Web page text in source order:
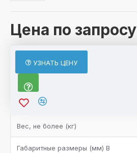
Цена по запросу
УЗНАТЬ ЦЕНУ
ХАРАКТЕРИСТИКИ
Характеристики товара
Вентилятор (n x мм)
Вес, не более (кг)
Габаритные размеры (мм) B